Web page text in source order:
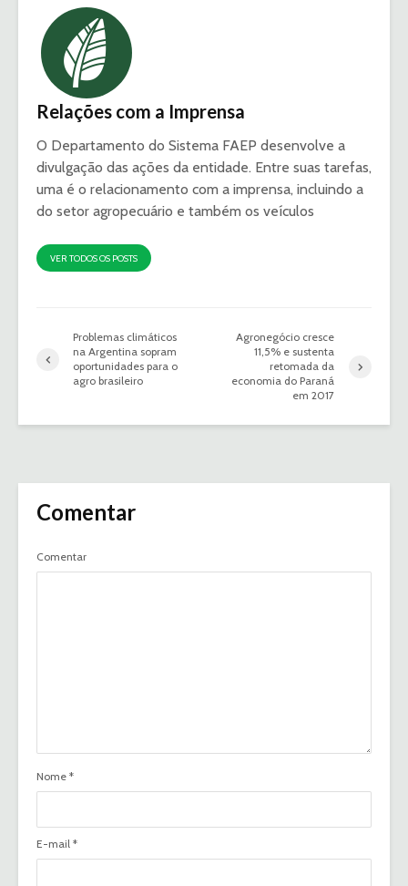
Relações com a Imprensa
O Departamento do Sistema FAEP desenvolve a
divulgação das ações da entidade. Entre suas tarefas,
uma é o relacionamento com a imprensa, incluindo a
do setor agropecuário e também os veículos
VER TODOS OS POSTS
Problemas climáticos
na Argentina sopram
oportunidades para o
agro brasileiro
Agronegócio cresce
11,5% e sustenta
retomada da
economia do Paraná
em 2017
Comentar
Comentar
Nome *
E-mail *